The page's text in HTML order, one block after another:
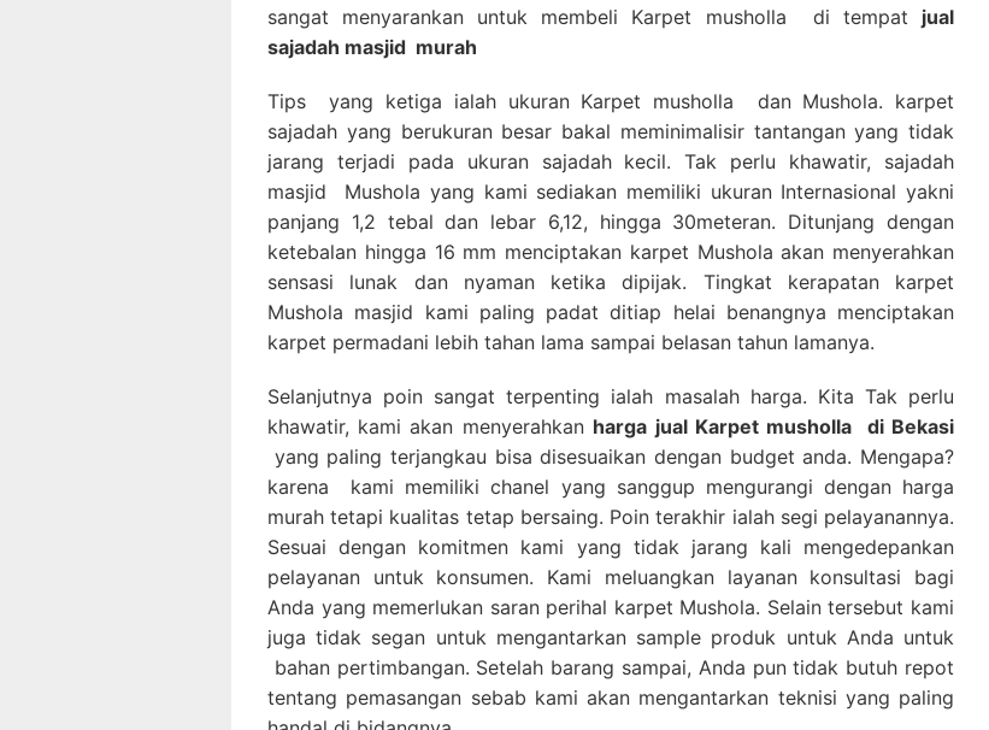
sangat menyarankan untuk membeli Karpet musholla di tempat jual
sajadah masjid murah
Tips yang ketiga ialah ukuran Karpet musholla dan Mushola. karpet
sajadah yang berukuran besar bakal meminimalisir tantangan yang tidak
jarang terjadi pada ukuran sajadah kecil. Tak perlu khawatir, sajadah
masjid Mushola yang kami sediakan memiliki ukuran Internasional yakni
panjang 1,2 tebal dan lebar 6,12, hingga 30meteran. Ditunjang dengan
ketebalan hingga 16 mm menciptakan karpet Mushola akan menyerahkan
sensasi lunak dan nyaman ketika dipijak. Tingkat kerapatan karpet
Mushola masjid kami paling padat ditiap helai benangnya menciptakan
karpet permadani lebih tahan lama sampai belasan tahun lamanya.
Selanjutnya poin sangat terpenting ialah masalah harga. Kita Tak perlu
khawatir, kami akan menyerahkan harga jual Karpet musholla
di Bekasi
yang paling terjangkau bisa disesuaikan dengan budget anda. Mengapa?
karena kami memiliki chanel yang sanggup mengurangi dengan harga
murah tetapi kualitas tetap bersaing. Poin terakhir ialah segi pelayanannya.
Sesuai dengan komitmen kami yang tidak jarang kali mengedepankan
pelayanan untuk konsumen. Kami meluangkan layanan konsultasi bagi
Anda yang memerlukan saran perihal karpet Mushola. Selain tersebut kami
juga tidak segan untuk mengantarkan sample produk untuk Anda untuk
bahan pertimbangan. Setelah barang sampai, Anda pun tidak butuh repot
tentang pemasangan sebab kami akan mengantarkan teknisi yang paling